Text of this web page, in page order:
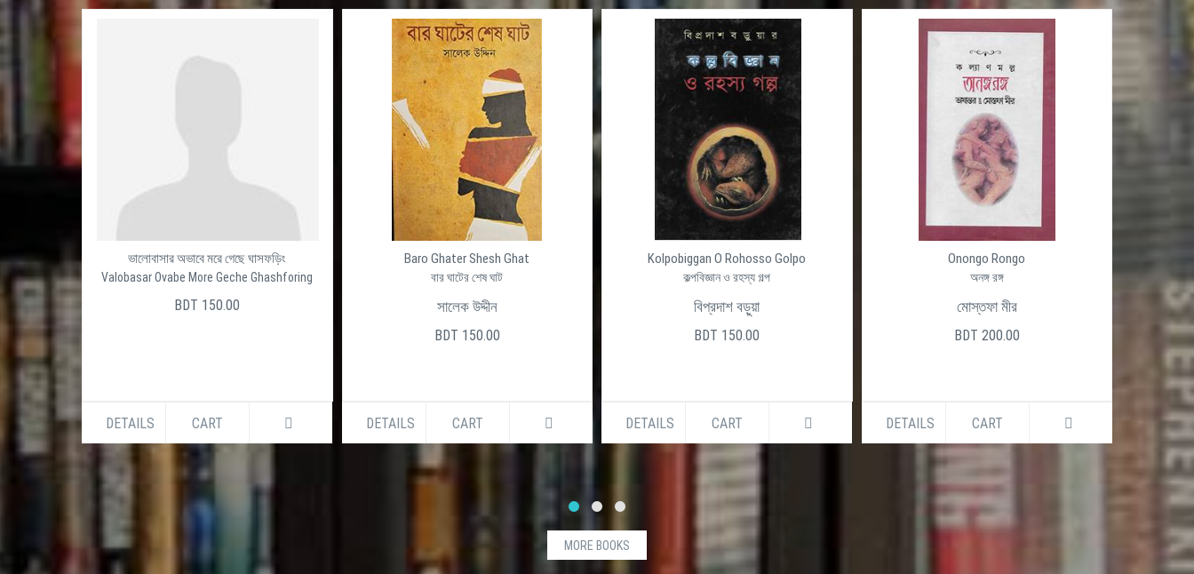
ভালোবাসার অভাবে মরে গেছে ঘাসফড়িং
Valobasar Ovabe More Geche Ghashforing
BDT 150.00
DETAILS CART
Baro Ghater Shesh Ghat
বার ঘাটের শেষ ঘাট
সালেক উদ্দীন
BDT 150.00
DETAILS CART
Kolpobiggan O Rohosso Golpo
কল্পবিজ্ঞান ও রহস্য গল্প
বিপ্রদাশ বড়ুয়া
BDT 150.00
DETAILS CART
Onongo Rongo
অনঙ্গ রঙ্গ
মোস্তফা মীর
BDT 200.00
DETAILS CART DETAILS
MORE BOOKS